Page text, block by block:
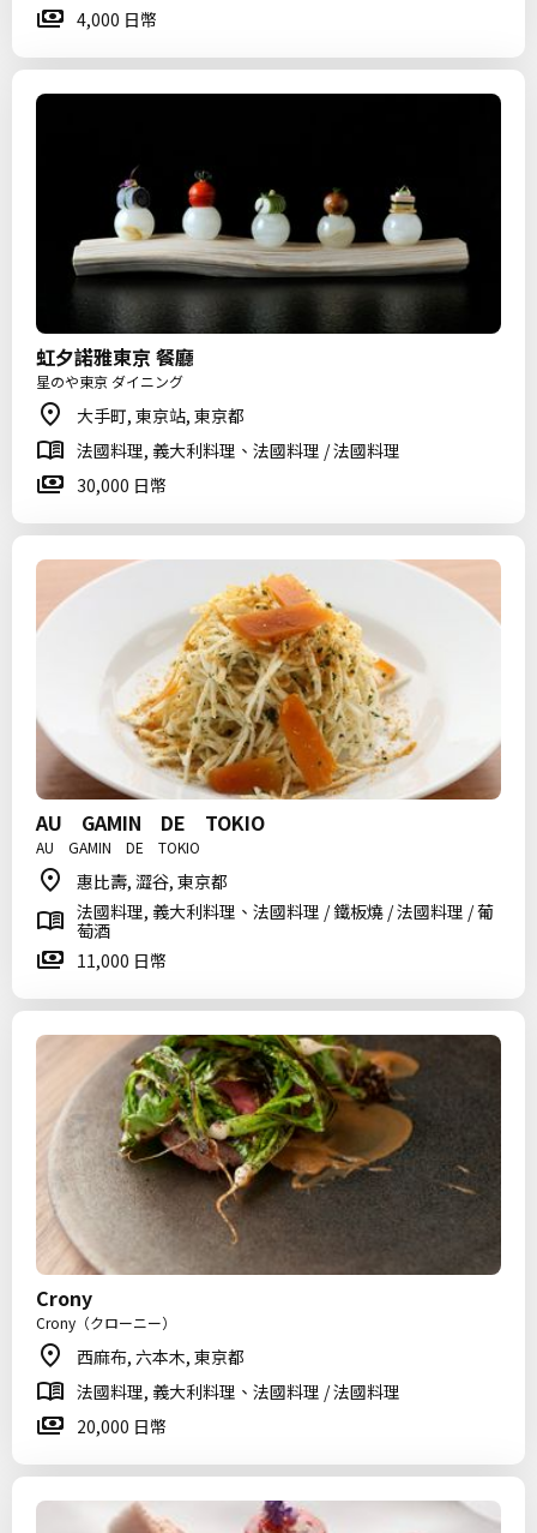
4,000 日幣
虹夕諾雅東京 餐廳
星のや東京 ダイニング
大手町, 東京站, 東京都
法國料理, 義大利料理、法國料理 / 法國料理
30,000 日幣
AU GAMIN DE TOKIO
AU GAMIN DE TOKIO
惠比壽, 澀谷, 東京都
法國料理, 義大利料理、法國料理 / 鐵板燒 / 法國料理 / 葡
萄酒
11,000 日幣
Crony
Crony（クローニー）
西麻布, 六本木, 東京都
法國料理, 義大利料理、法國料理 / 法國料理
20,000 日幣